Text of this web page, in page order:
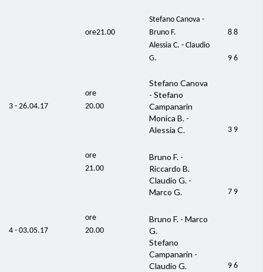
ore21.00
Stefano Canova -
Bruno F.
8 8
Alessia C. - Claudio
G.
9 6
3 - 26.04.17
ore
20.00
Stefano Canova
- Stefano
Campanarin
Monica B. -
Alessia C.
3 9
ore
21.00
Bruno F. -
Riccardo B.
Claudio G. -
Marco G.
7 9
4 - 03.05.17
ore
20.00
Bruno F. - Marco
G.
Stefano
Campanarin -
Claudio G.
9 6